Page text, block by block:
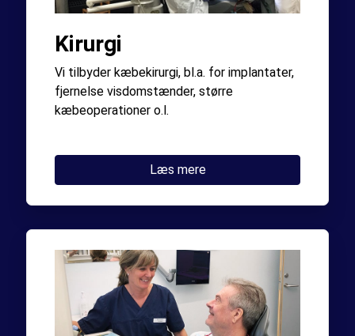
Kirurgi
Vi tilbyder kæbekirurgi, bl.a. for implantater,
fjernelse visdomstænder, større
kæbeoperationer o.l.
Læs mere